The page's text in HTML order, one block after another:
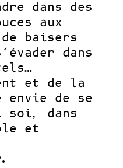
dans des
aux
baisers
dans
et de la
envie de se
soi, dans
et